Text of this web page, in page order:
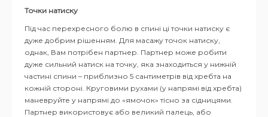
Точки натиску
Під час перехресного болю в спині ці точки натиску є
дуже добрим рішенням. Для масажу точок натиску,
однак, Вам потрібен партнер. Партнер може робити
дуже сильний натиск на точку, яка знаходиться у нижній
частині спини – приблизно 5 сантиметрів від хребта на
кожній стороні. Круговими рухами (у напрямі від хребта)
маневруйте у напрямі до «ямочок» тісно за сідницями.
Партнер використовує або великий палець, або